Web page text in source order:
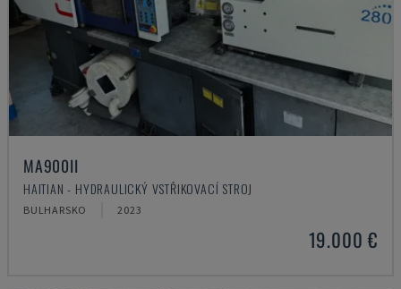
MA900ІІ
HAITIAN - HYDRAULICKÝ VSTŘIKOVACÍ STROJ
BULHARSKO 2023
19.000 €